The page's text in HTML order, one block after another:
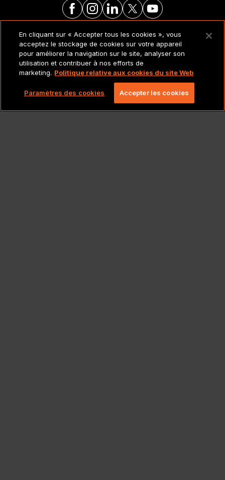
MENTIONS LÉGALES ET
POLITIQUES
Copyright 2026 Lionbridge Technologies, LLC. Tous
droits réservés.
En cliquant sur « Accepter tous les cookies », vous
acceptez le stockage de cookies sur votre appareil
pour améliorer la navigation sur le site, analyser son
utilisation et contribuer à nos efforts de
marketing. Politique relative aux cookies du site Web
Paramètres des cookies Accepter les cookies